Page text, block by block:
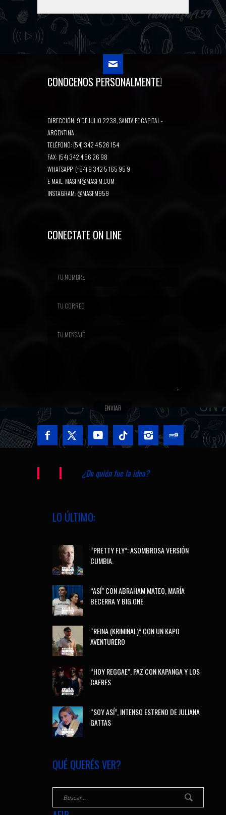
CONOCENOS PERSONALMENTE!
DIRECCIÓN: 9 DE JULIO 2238, SANTA FE CAPITAL -
ARGENTINA
TELÉFONO: (54) 342 4 526 154
FAX: (54) 342 4 56 26 98
WHATSAPP: (+54) 9 342 5 165 95 9
E-MAIL: MASFM@MASFM.COM
INSTAGRAM: @MASFM959
CONECTATE ON LINE
¿De quién fue la idea?
LO ÚLTIMO:
“PRETTY FLY”: ASOMBROSA VERSIÓN
CUMBIA.
“ASÍ” CON ABRAHAM MATEO, MARÍA
BECERRA Y BIG ONE
“REINA (KRIMINAL)” CON UN KAPO
AVENTURERO
“HOY REGGAE”, PAZ CON KAPANGA Y LOS
CAFRES
“SOY ASÍ”, INTENSO ESTRENO DE JULIANA
GATTAS
QUÉ QUERÉS VER?